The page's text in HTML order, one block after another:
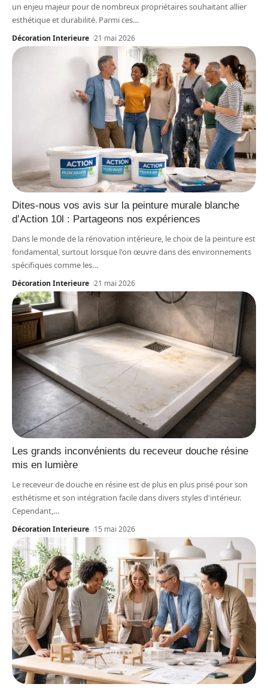
un enjeu majeur pour de nombreux propriétaires souhaitant allier
esthétique et durabilité. Parmi ces…
Décoration Interieure 21 mai 2026
Dites-nous vos avis sur la peinture murale blanche
d’Action 10l : Partageons nos expériences
Dans le monde de la rénovation intérieure, le choix de la peinture est
fondamental, surtout lorsque l'on œuvre dans des environnements
spécifiques comme les…
Décoration Interieure 21 mai 2026
Les grands inconvénients du receveur douche résine
mis en lumière
Le receveur de douche en résine est de plus en plus prisé pour son
esthétisme et son intégration facile dans divers styles d'intérieur.
Cependant,…
Décoration Interieure 15 mai 2026